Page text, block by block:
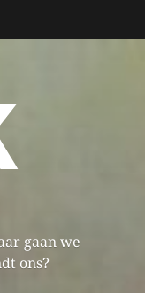
gaan we
ons?